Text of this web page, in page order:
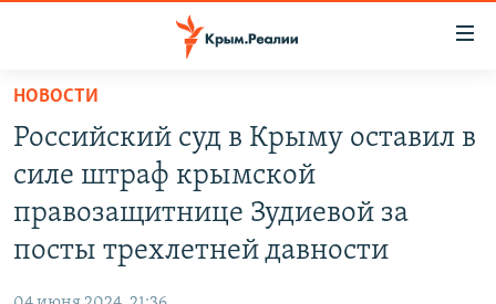
Вернуться
основному
содержанию
главной
КАРТА ВОЕННЫХ ОБЪЕКТОВ КРЫМА
НОВОСТИ
Российский суд в Крыму оставил в
силе штраф крымской
правозащитнице Зудиевой за
посты трехлетней давности